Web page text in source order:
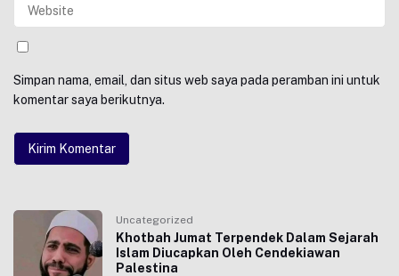
Simpan nama, email, dan situs web saya pada peramban ini untuk
komentar saya berikutnya.
Uncategorized
Khotbah Jumat Terpendek Dalam Sejarah
Islam Diucapkan Oleh Cendekiawan
Palestina